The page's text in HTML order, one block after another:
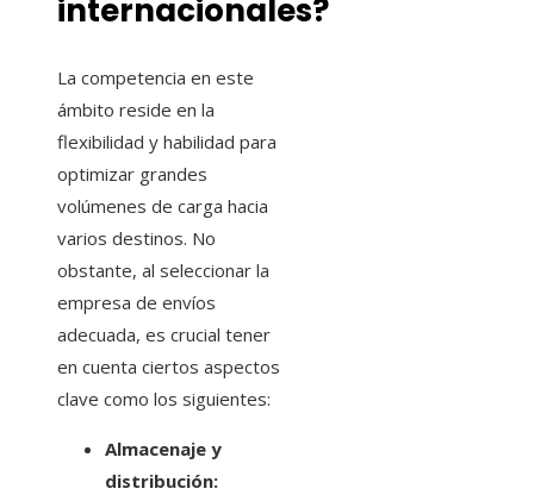
internacionales?
La competencia en este
ámbito reside en la
flexibilidad y habilidad para
optimizar grandes
volúmenes de carga hacia
varios destinos. No
obstante, al seleccionar la
empresa de envíos
adecuada, es crucial tener
en cuenta ciertos aspectos
clave como los siguientes:
Almacenaje y
distribución: